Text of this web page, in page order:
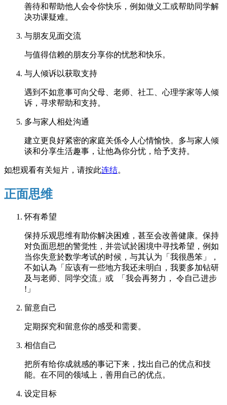
善待和帮助他人会令你快乐，例如做义工或帮助同学解
决功课疑难。
与朋友见面交流
与值得信赖的朋友分享你的忧愁和快乐。
与人倾诉以获取支持
遇到不如意事可向父母、老师、社工、心理学家等人倾
诉，寻求帮助和支持。
多与家人相处沟通
建立更良好紧密的家庭关係令人心情愉快。多与家人倾
谈和分享生活趣事，让他為你分忧，给予支持。
如想观看有关短片，请按此连结。
正面思维
怀有希望
保持乐观思维有助你解决困难，甚至会改善健康。保持
对负面思想的警觉性，并尝试於困境中寻找希望，例如
当你失意於数学考试的时候，与其认为「我很愚笨」，
不如认為「应该有一些地方我还未明白，我要多加钻研
及与老师、同学交流」或 「我会再努力， 令自己进步
!」
留意自己
定期探究和留意你的感受和需要。
相信自己
把所有给你成就感的事记下来，找出自己的优点和技
能。在不同的领域上，善用自己的优点。
设定目标